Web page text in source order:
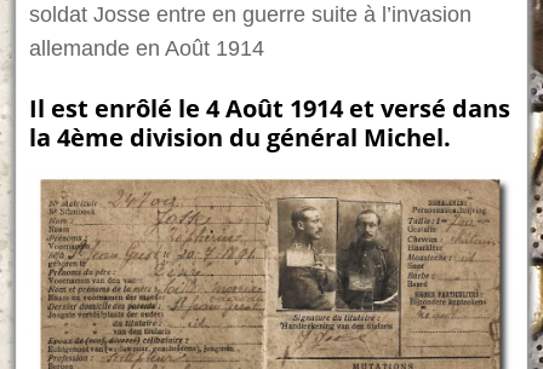
soldat Josse entre en guerre suite à l’invasion
allemande en Août 1914
Il est enrôlé le 4 Août 1914 et versé dans
la 4ème division du général Michel.